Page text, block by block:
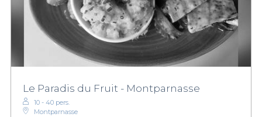
Le Paradis du Fruit - Montparnasse
10 - 40 pers.
Montparnasse